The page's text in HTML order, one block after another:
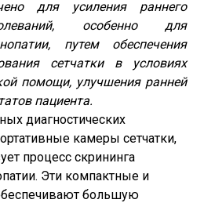
для усиления раннего
особенно для
путем обеспечения
сетчатки в условиях
помощи, улучшения ранней
пациента.
диагностических
камеры сетчатки,
процесс скрининга
Эти компактные и
большую